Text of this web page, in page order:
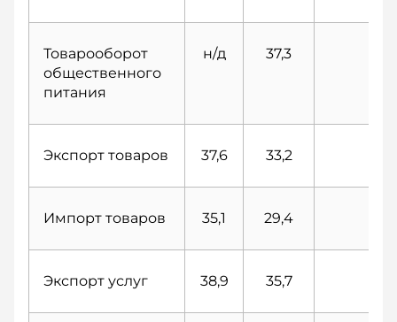
Товарооборот
общественного
питания
н/д 37,3
Экспорт товаров 37,6 33,2
Импорт товаров 35,1 29,4
Экспорт услуг 38,9 35,7